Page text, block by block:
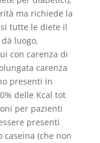
ma richiede la
tutte le diete il
luogo,
con carenza di
carenza
presenti in
delle Kcal tot
per pazienti
presenti
(che non